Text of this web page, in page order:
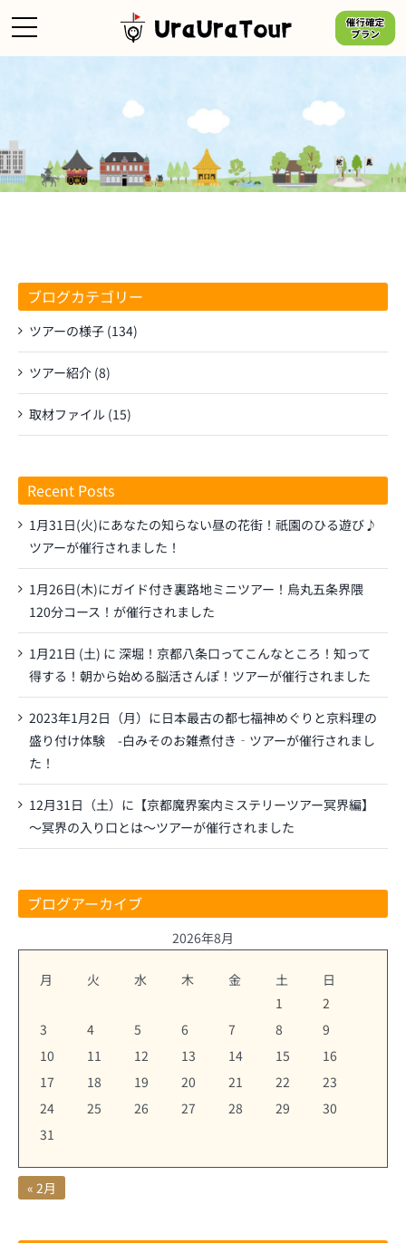
ブログカテゴリー
ツアーの様子 (134)
ツアー紹介 (8)
取材ファイル (15)
Recent Posts
1月31日(火)にあなたの知らない昼の花街！祇園のひる遊び♪
ツアーが催行されました！
1月26日(木)にガイド付き裏路地ミニツアー！烏丸五条界隈
120分コース！が催行されました
1月21日 (土) に 深堀！京都八条口ってこんなところ！知って
得する！朝から始める脳活さんぽ！ツアーが催行されました
2023年1月2日（月）に日本最古の都七福神めぐりと京料理の
盛り付け体験 -白みそのお雑煮付き‐ツアーが催行されまし
た！
12月31日（土）に【京都魔界案内ミステリーツアー冥界編】
～冥界の入り口とは～ツアーが催行されました
ブログアーカイブ
2026年8月
月 火 水 木 金 土
日
1
2
3
4 5 6 7 8
9
10
11 12 13 14 15
16
17
18 19 20 21 22
23
24
25 26 27 28 29
30
31
« 2月